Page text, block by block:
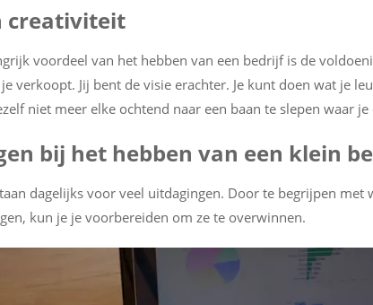
creativiteit
voordeel van het hebben van een bedrijf is de
verkoopt. Jij bent de visie erachter. Je kunt doen wat je
niet meer elke ochtend naar een baan te slepen waar je
bij het hebben van een klein
​​dagelijks voor veel uitdagingen. Door te begrijpen met
kun je je voorbereiden om ze te overwinnen.